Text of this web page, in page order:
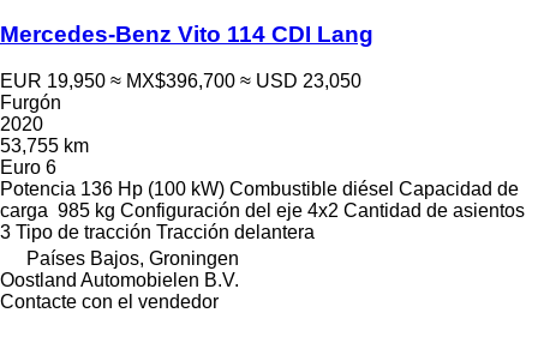
Mercedes-Benz Vito 114 CDI Lang
EUR 19,950 ≈ MX$396,700 ≈ USD 23,050
Furgón
2020
53,755 km
Euro 6
Potencia 136 Hp (100 kW) Combustible diésel Capacidad de
carga 985 kg Configuración del eje 4x2 Cantidad de asientos
3 Tipo de tracción Tracción delantera
Países Bajos, Groningen
Oostland Automobielen B.V.
Contacte con el vendedor